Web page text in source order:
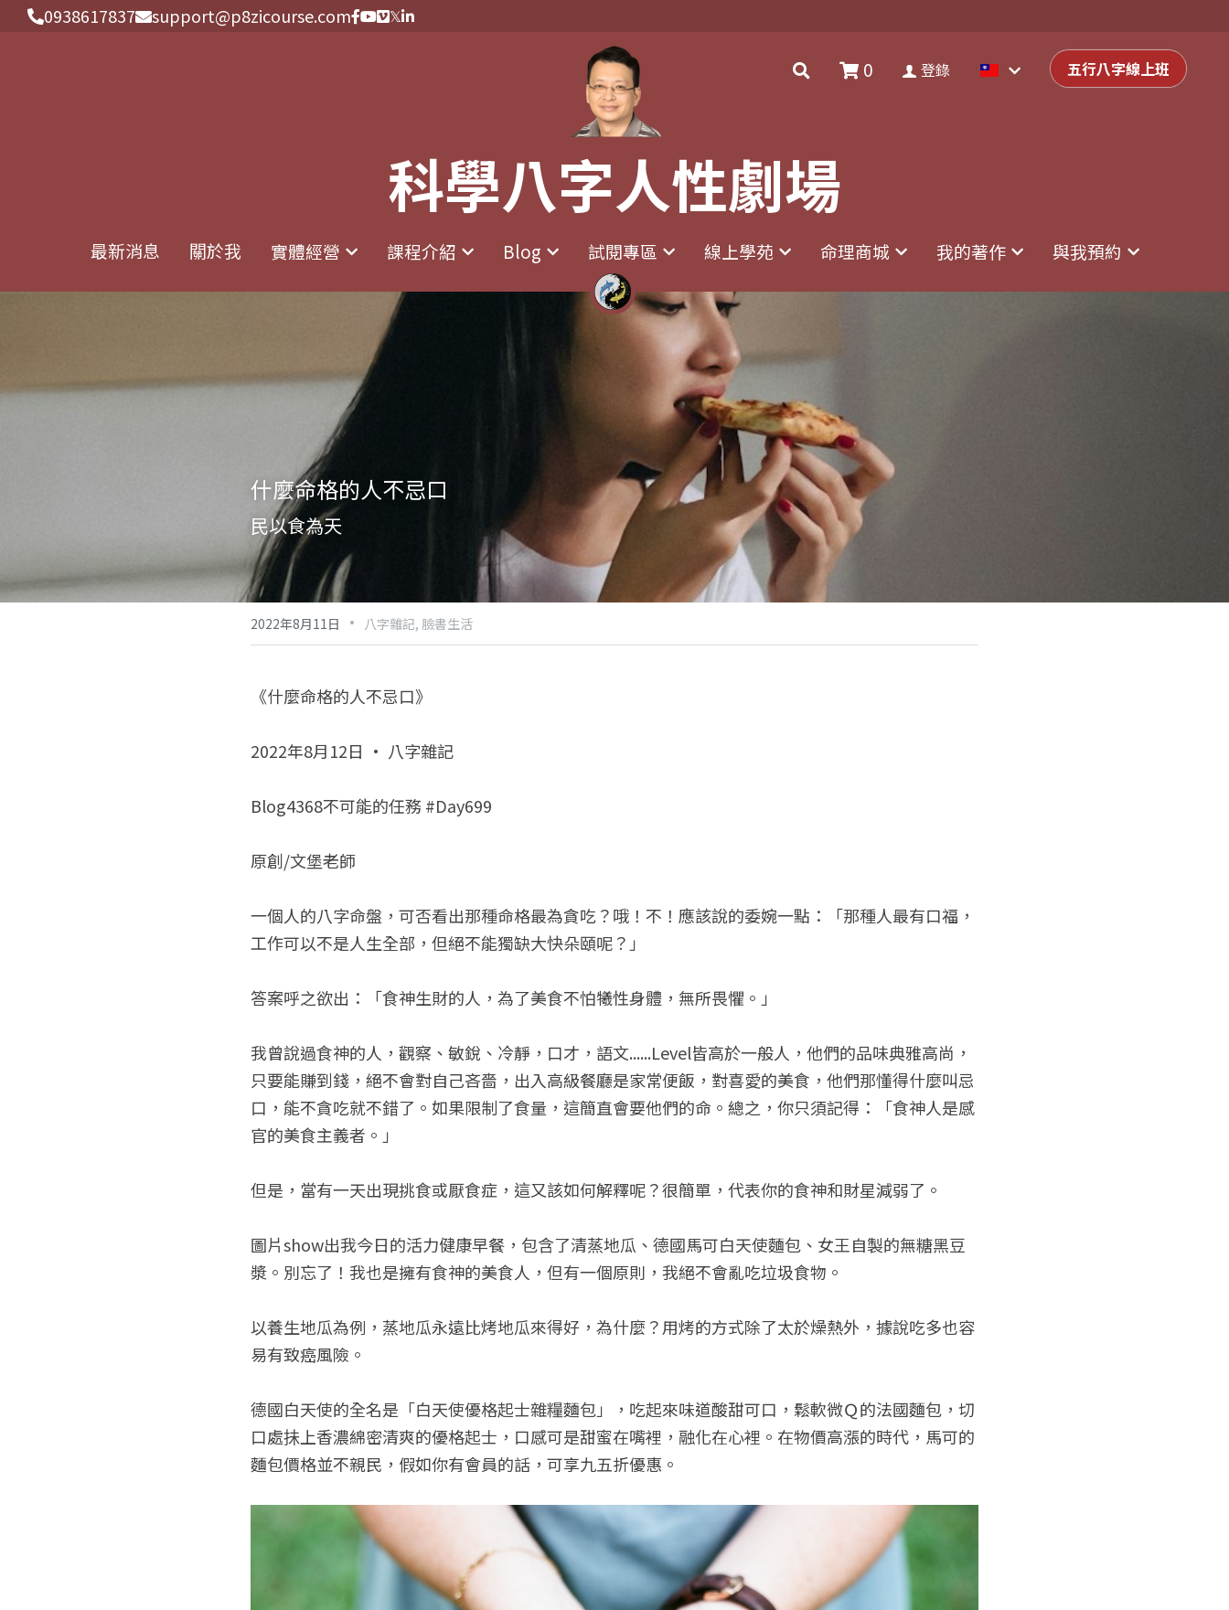
0938617837 support@p8zicourse.com
科學八字人性劇場
最新消息 關於我 實體經營 課程介紹 Blog 試閱專區 線上學苑 命理商城 我的著作 與我預約
0 登錄 五行八字線上班
0938617837 support@p8zicourse.com
科學八字人性劇場
最新消息 關於我 實體經營 課程介紹 Blog 試閱專區 線上學苑 命理商城 我的著作 與我預約
0 登錄 五行八字線上班
什麼命格的人不忌口
民以食為天
2022年8月11日 · 八字雜記, 臉書生活
《什麼命格的人不忌口》
2022年8月12日 · 八字雜記
Blog4368不可能的任務 #Day699
原創/文堡老師
一個人的八字命盤，可否看出那種命格最為貪吃？哦！不！應該說的委婉一點：「那種人最有口福，
工作可以不是人生全部，但絕不能獨缺大快朵頤呢？」
答案呼之欲出：「食神生財的人，為了美食不怕犧性身體，無所畏懼。」
我曾說過食神的人，觀察、敏銳、冷靜，口才，語文......Level皆高於一般人，他們的品味典雅高尚，
只要能賺到錢，絕不會對自己吝嗇，出入高級餐廳是家常便飯，對喜愛的美食，他們那懂得什麼叫忌
口，能不貪吃就不錯了。如果限制了食量，這簡直會要他們的命。總之，你只須記得：「食神人是感
官的美食主義者。」
但是，當有一天出現挑食或厭食症，這又該如何解釋呢？很簡單，代表你的食神和財星減弱了。
圖片show出我今日的活力健康早餐，包含了清蒸地瓜、德國馬可白天使麵包、女王自製的無糖黑豆
漿。別忘了！我也是擁有食神的美食人，但有一個原則，我絕不會亂吃垃圾食物。
以養生地瓜為例，蒸地瓜永遠比烤地瓜來得好，為什麼？用烤的方式除了太於燥熱外，據說吃多也容
易有致癌風險。
德國白天使的全名是「白天使優格起士雜糧麵包」，吃起來味道酸甜可口，鬆軟微Ｑ的法國麵包，切
口處抺上香濃綿密清爽的優格起士，口感可是甜蜜在嘴裡，融化在心裡。在物價高漲的時代，馬可的
麵包價格並不親民，假如你有會員的話，可享九五折優惠。